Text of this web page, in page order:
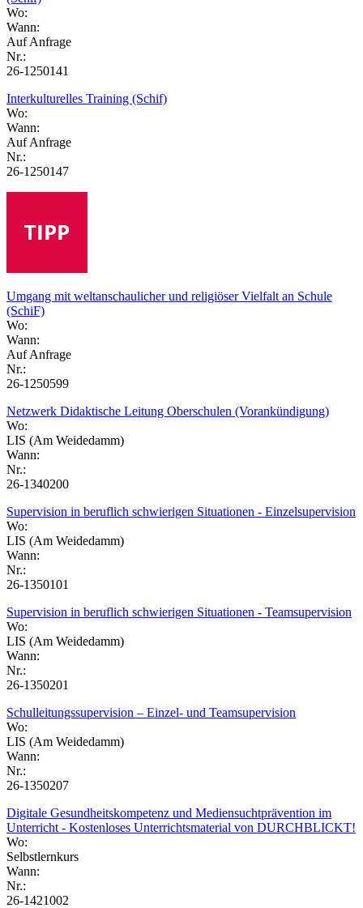
Wo:
Wann:
Auf Anfrage
Nr.:
26-1250141
Interkulturelles Training (Schif)
Wo:
Wann:
Auf Anfrage
Nr.:
26-1250147
Umgang mit weltanschaulicher und religiöser Vielfalt an Schule
(SchiF)
Wo:
Wann:
Auf Anfrage
Nr.:
26-1250599
Netzwerk Didaktische Leitung Oberschulen (Vorankündigung)
Wo:
LIS (Am Weidedamm)
Wann:
Nr.:
26-1340200
Supervision in beruflich schwierigen Situationen - Einzelsupervision
Wo:
LIS (Am Weidedamm)
Wann:
Nr.:
26-1350101
Supervision in beruflich schwierigen Situationen - Teamsupervision
Wo:
LIS (Am Weidedamm)
Wann:
Nr.:
26-1350201
Schulleitungssupervision – Einzel- und Teamsupervision
Wo:
LIS (Am Weidedamm)
Wann:
Nr.:
26-1350207
Digitale Gesundheitskompetenz und Mediensuchtprävention im
Unterricht - Kostenloses Unterrichtsmaterial von DURCHBLICKT!
Wo:
Selbstlernkurs
Wann:
Nr.:
26-1421002